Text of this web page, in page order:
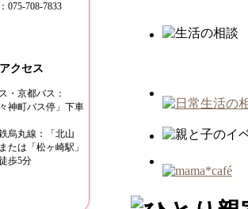
075-708-7833
・京都バス：
々神町バス停」下車
烏丸線：「北山
たは「松ヶ崎駅」
歩5分